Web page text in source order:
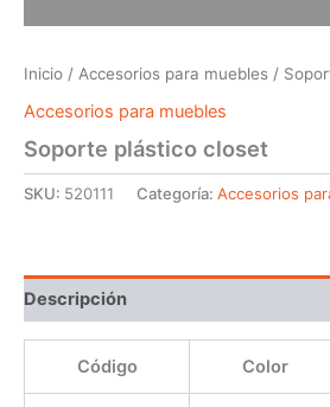
Inicio / Accesorios para muebles /
Accesorios para muebles
Soporte plástico closet
SKU: 520111 Categoría: Accesorios
Descripción
Código Color